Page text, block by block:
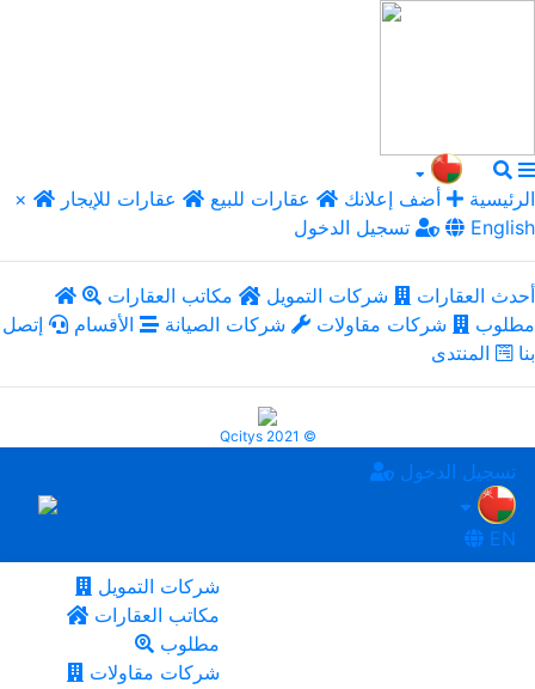
× الرئيسية أضف إعلانك عقارات للبيع
عقارات للإيجار
تسجيل الدخول
English
أحدث العقارات شركات التمويل
مكاتب العقارات
مطلوب
شركات مقاولات شركات الصيانة الأقسام
إتصل
بنا
المنتدى
Qcitys 2021 ©
تسجيل الدخول
EN
شركات التمويل
مكاتب العقارات
مطلوب
شركات مقاولات